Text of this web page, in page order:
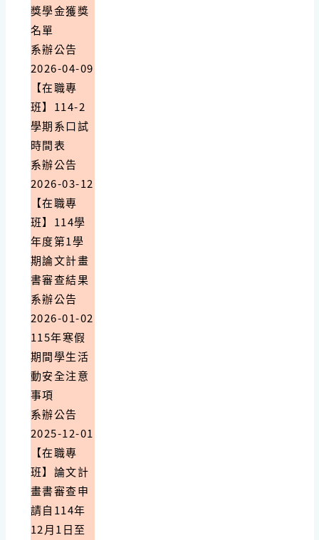
獎學金獲獎
名單
系辦公告
2026-04-09
【在職專
班】114-2
學期系口試
時間表
系辦公告
2026-03-12
【在職專
班】114學
年度第1學
期論文計畫
書審查結果
系辦公告
2026-01-02
115年寒假
期間學生活
動安全注意
事項
系辦公告
2025-12-01
【在職專
班】論文計
畫書審查申
請自114年
12月1日至